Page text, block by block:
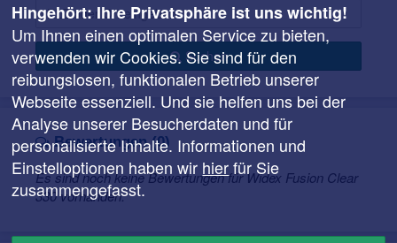
Suchen
Bewertungen (0)
Es sind noch keine Bewertungen für Widex Fusion Clear
330 vorhanden.
Hingehört: Ihre Privatsphäre ist uns wichtig!
Um Ihnen einen optimalen Service zu bieten,
verwenden wir Cookies. Sie sind für den
reibungslosen, funktionalen Betrieb unserer
Webseite essenziell. Und sie helfen uns bei der
Analyse unserer Besucherdaten und für
personalisierte Inhalte. Informationen und
Einstelloptionen haben wir hierfür Sie
zusammengefasst.